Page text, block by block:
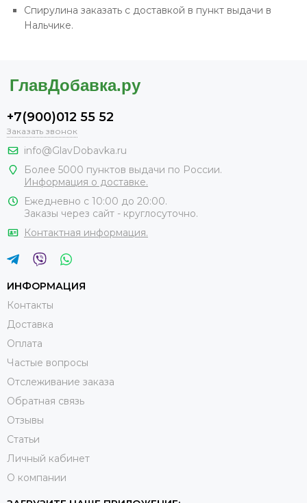
Спирулина заказать с доставкой в пункт выдачи в
Нальчике.
+7(900)012 55 52
Заказать звонок
info@GlavDobavka.ru
Более 5000 пунктов выдачи по России.
Информация о доставке.
Ежедневно с 10:00 до 20:00.
Заказы через сайт - круглосуточно.
Контактная информация.
ИНФОРМАЦИЯ
Контакты
Доставка
Оплата
Частые вопросы
Отслеживание заказа
Обратная связь
Отзывы
Статьи
Личный кабинет
О компании